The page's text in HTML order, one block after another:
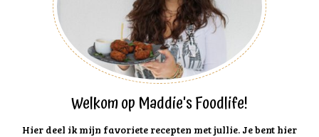
Welkom op Maddie's Foodlife!
Hier deel ik mijn favoriete recepten met jullie. Je bent hier